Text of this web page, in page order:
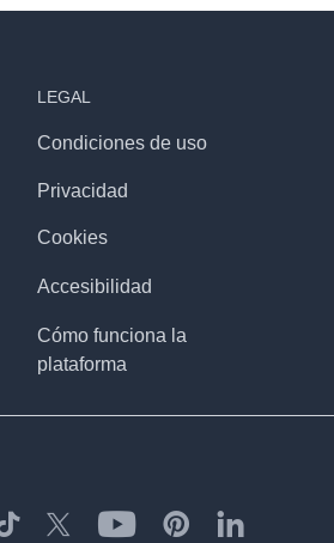
LEGAL
Condiciones de uso
Privacidad
Cookies
Accesibilidad
Cómo funciona la
plataforma